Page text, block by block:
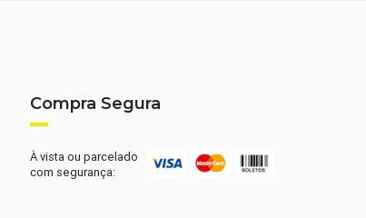
Compra Segura
À vista ou parcelado
com segurança: